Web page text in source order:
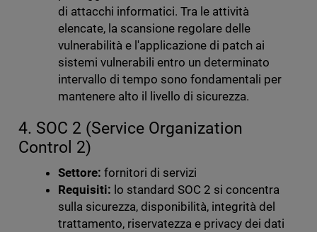
di attacchi informatici. Tra le attività
elencate, la scansione regolare delle
vulnerabilità e l'applicazione di patch ai
sistemi vulnerabili entro un determinato
intervallo di tempo sono fondamentali per
mantenere alto il livello di sicurezza.
4. SOC 2 (Service Organization
Control 2)
Settore: fornitori di servizi
Requisiti: lo standard SOC 2 si concentra
sulla sicurezza, disponibilità, integrità del
trattamento, riservatezza e privacy dei dati